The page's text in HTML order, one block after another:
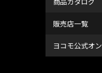
販売店一覧
ヨコモ公式オ